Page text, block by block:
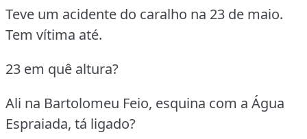
Teve um acidente do caralho na 23 de maio.
Tem vítima até.
23 em quê altura?
Ali na Bartolomeu Feio, esquina com a Água
Espraiada, tá ligado?